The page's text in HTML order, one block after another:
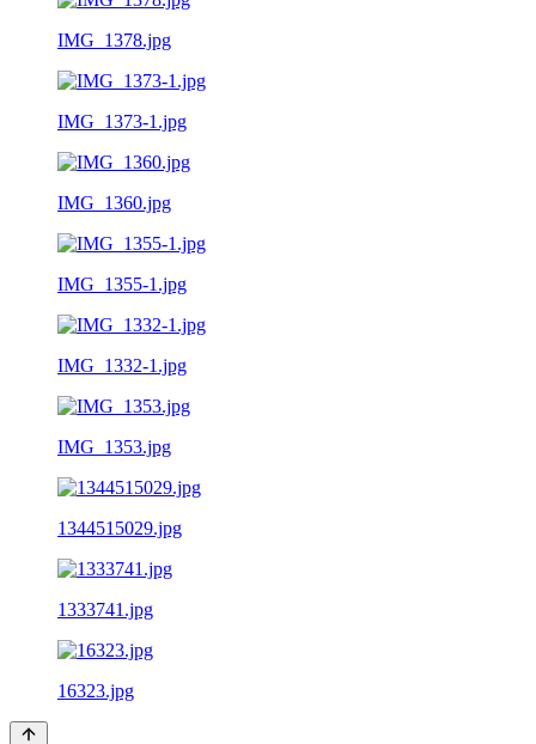
IMG_1378.jpg
IMG_1373-1.jpg
IMG_1360.jpg
IMG_1355-1.jpg
IMG_1332-1.jpg
IMG_1353.jpg
1344515029.jpg
1333741.jpg
16323.jpg